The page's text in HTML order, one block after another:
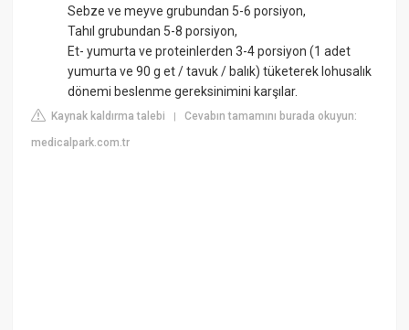
Sebze ve meyve grubundan 5-6 porsiyon,
Tahıl grubundan 5-8 porsiyon,
Et- yumurta ve proteinlerden 3-4 porsiyon (1 adet
yumurta ve 90 g et / tavuk / balık) tüketerek lohusalık
dönemi beslenme gereksinimini karşılar.
Kaynak kaldırma talebi |Cevabın tamamını burada okuyun:
medicalpark.com.tr